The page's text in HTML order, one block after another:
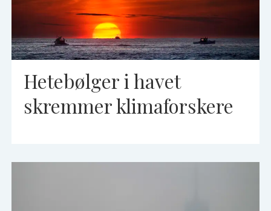
Hetebølger i havet
skremmer klimaforskere